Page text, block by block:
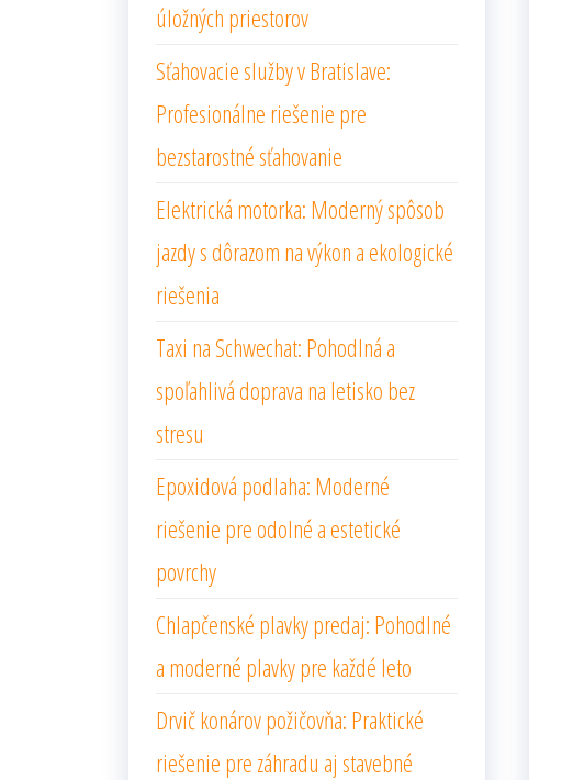
úložných priestorov
Sťahovacie služby v Bratislave:
Profesionálne riešenie pre
bezstarostné sťahovanie
Elektrická motorka: Moderný spôsob
jazdy s dôrazom na výkon a ekologické
riešenia
Taxi na Schwechat: Pohodlná a
spoľahlivá doprava na letisko bez
stresu
Epoxidová podlaha: Moderné
riešenie pre odolné a estetické
povrchy
Chlapčenské plavky predaj: Pohodlné
a moderné plavky pre každé leto
Drvič konárov požičovňa: Praktické
riešenie pre záhradu aj stavebné